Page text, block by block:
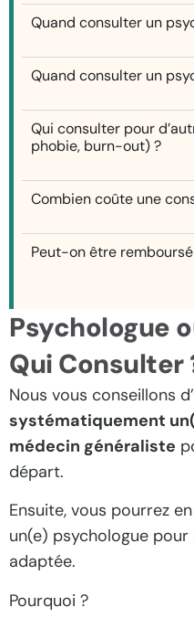
Quand consulter un
Quand consulter un
Qui consulter pour
phobie, burn-out) ?
Combien coûte une
Peut-on être
Psychologue
Qui Consulter
Nous vous conseillons
systématiquement
médecin généraliste
départ.
Ensuite, vous pourrez
un(e) psychologue
adaptée.
Pourquoi ?